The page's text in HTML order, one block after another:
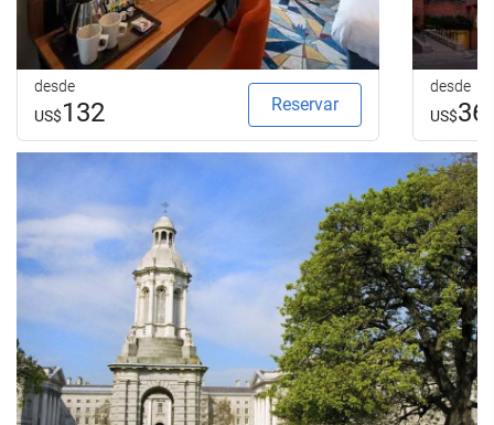
desde
US$132 Reservar
desde
US$